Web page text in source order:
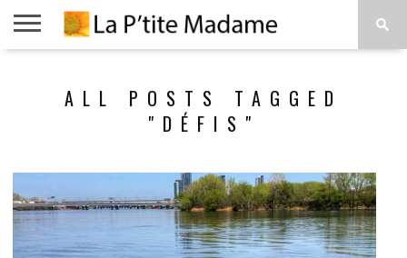
VIVRE
PROPOSALL POSTS TAGGED
"DÉFIS"